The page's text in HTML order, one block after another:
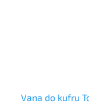
Vana do kufru